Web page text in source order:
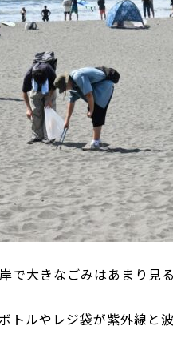
で大きなごみはあまり見
トルやレジ袋が紫外線と